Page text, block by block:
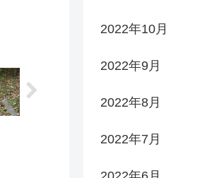
2022年10月
2022年9月
2022年8月
2022年7月